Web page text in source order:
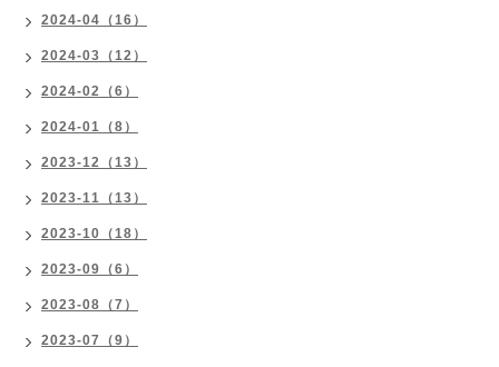
2024-04（16）
2024-03（12）
2024-02（6）
2024-01（8）
2023-12（13）
2023-11（13）
2023-10（18）
2023-09（6）
2023-08（7）
2023-07（9）